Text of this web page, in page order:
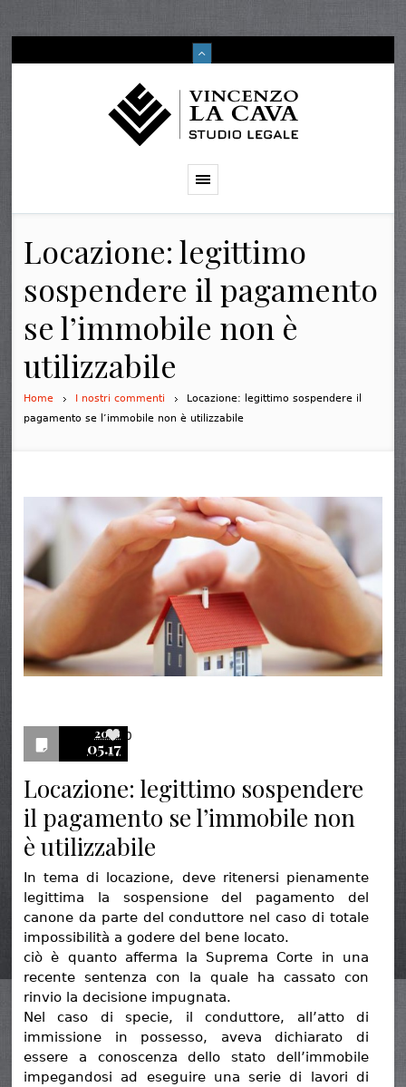
Locazione: legittimo
sospendere il pagamento
se l’immobile non è
utilizzabile
Home I nostri commenti
Locazione: legittimo sospendere il
pagamento se l’immobile non è utilizzabile
2016
05.17
0
Locazione: legittimo sospendere
il pagamento se l’immobile non
è utilizzabile
In tema di locazione, deve ritenersi pienamente
legittima la sospensione del pagamento del
canone da parte del conduttore nel caso di totale
impossibilità a godere del bene locato.
ciò è quanto afferma la Suprema Corte in una
recente sentenza con la quale ha cassato con
rinvio la decisione impugnata.
Nel caso di specie, il conduttore, all’atto di
immissione in possesso, aveva dichiarato di
essere a conoscenza dello stato dell’immobile
impegandosi ad eseguire una serie di lavori di